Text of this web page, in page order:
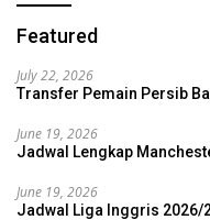
Featured
July 22, 2026
Transfer Pemain Persib
June 19, 2026
Jadwal Lengkap
June 19, 2026
Jadwal Liga Inggris 2026/